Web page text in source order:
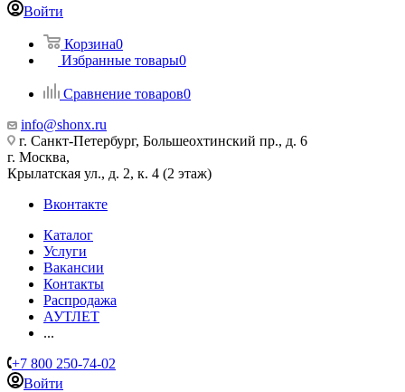
Войти
Корзина0
Избранные товары0
Сравнение товаров0
info@shonx.ru
г. Санкт-Петербург, Большеохтинский пр., д. 6
г. Москва,
Крылатская ул., д. 2, к. 4 (2 этаж)
Вконтакте
Каталог
Услуги
Вакансии
Контакты
Распродажа
АУТЛЕТ
...
+7 800 250-74-02
Войти